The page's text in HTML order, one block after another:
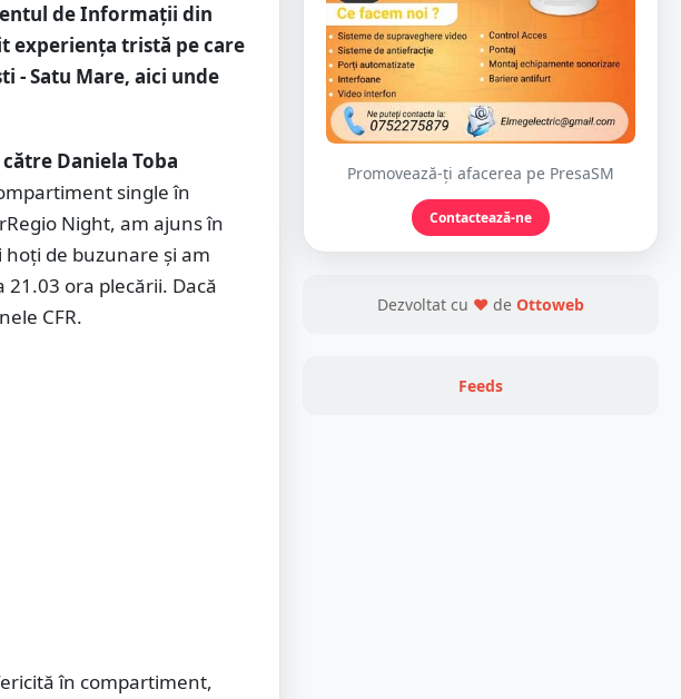
de Informații din
experiența tristă pe care
- Satu Mare, aici unde
Daniela Toba
single în
Night, am ajuns în
de buzunare şi am
ora plecării. Dacă
CFR.
în compartiment,
Promovează-ți afacerea pe PresaSM
Contactează-ne
Dezvoltat cu ❤ de Ottoweb
Feeds